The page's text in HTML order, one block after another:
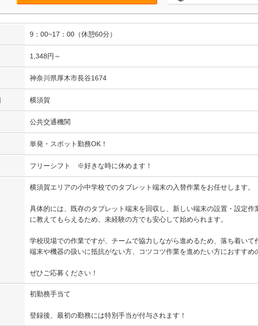
9：00~17：00（休憩60分）
1,348円～
神奈川県厚木市長谷1674
横須賀
公共交通機関
単発・スポット勤務OK！
フリーシフト ※好きな時に休めます！
横須賀エリアの小中学校でのタブレット端末の入替作業をお任せします。
具体的には、既存のタブレット端末を回収し、新しい端末の設置・設定
に教えてもらえるため、未経験の方でも安心して始められます。
学校現場での作業ですが、チームで協力しながら進めるため、落ち着い
端末や機器の扱いに抵抗がない方、コツコツ作業を進めたい方におすすめ
ぜひご応募ください！
初勤務手当て
登録後、最初の勤務には特別手当が付与されます！